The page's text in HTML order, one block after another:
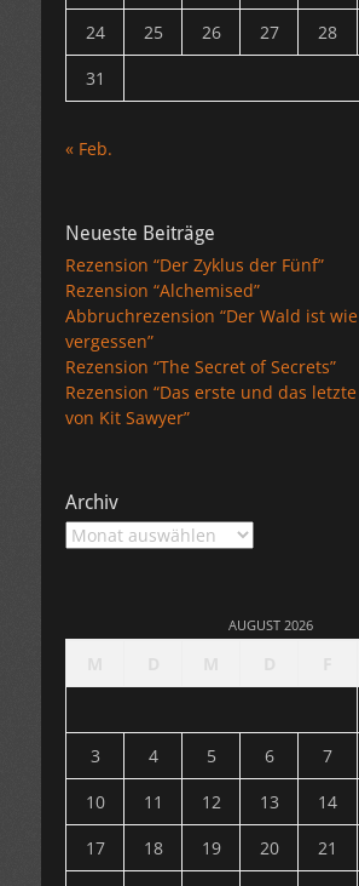
24
25 26 27 28
31
« Feb.
Neueste Beiträge
Rezension “Der Zyklus der Fünf”
Rezension “Alchemised”
Abbruchrezension “Der Wald ist
vergessen”
Rezension “The Secret of Secrets”
Rezension “Das erste und das
von Kit Sawyer”
Archiv
Archiv
AUGUST 2026
3
4 5 6 7
10
11 12 13 14
17
18 19 20 21